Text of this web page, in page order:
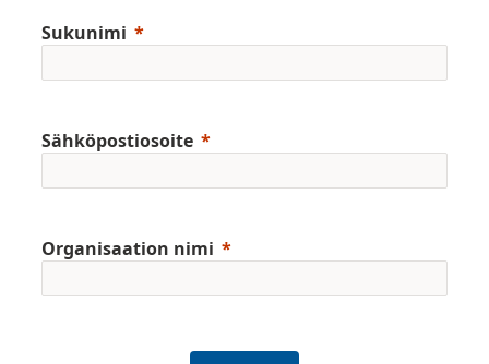
Sukunimi
Sähköpostiosoite
Organisaation nimi